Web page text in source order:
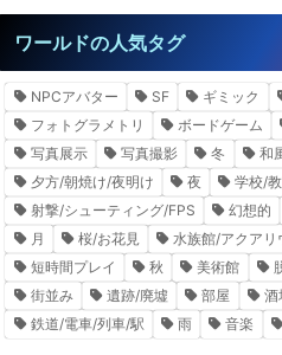
ワールドの人気タグ
NPCアバター SF ギミック
フォトグラメトリ
ボードゲーム
写真展示
写真撮影 冬 和
夕方/朝焼け/夜明け
夜 学校/
射撃/シューティング/FPS
幻想的
月
桜/お花見 水族館/アクアリ
短時間プレイ
秋 美術館
街並み
遺跡/廃墟 部屋
酒
鉄道/電車/列車/駅
雨 音楽